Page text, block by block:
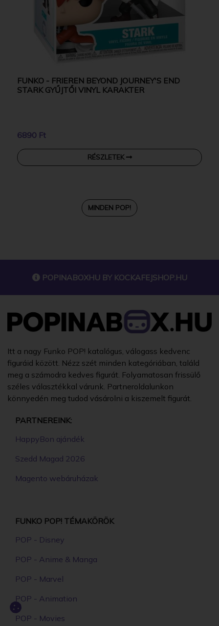
FUNKO - FRIEREN BEYOND JOURNEY'S END
STARK GYŰJTŐI VINYL KARAKTER
6890 Ft
RÉSZLETEK
MINDEN POP!
POPINABOXHU BY KOCKAFEJSHOP.HU
Itt a nagy Funko POP! katalógus, válogass kedvenc
figuráid között. Nézz szét minden kategóriában, találd
meg a számodra kedves figurát. Folyamatosan frissülő
széles választékkal várunk. Partneroldalunkon
könnyedén meg tudod vásárolni a kiszemelt figurát.
PARTNEREINK:
HappyBon ajándék
Szedd Magad 2026
Magento webáruházak
FUNKO POP! TÉMAKÖRÖK
POP - Disney
POP - Anime & Manga
POP - Marvel
POP - Animation
POP - Movies